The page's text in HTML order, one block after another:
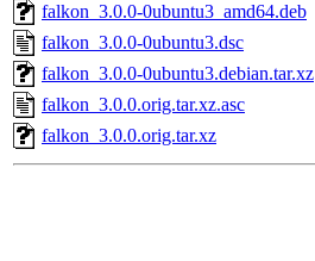
falkon_3.0.0-0ubuntu3_amd64.deb
falkon_3.0.0-0ubuntu3.dsc
falkon_3.0.0-0ubuntu3.debian.tar.xz
falkon_3.0.0.orig.tar.xz.asc
falkon_3.0.0.orig.tar.xz